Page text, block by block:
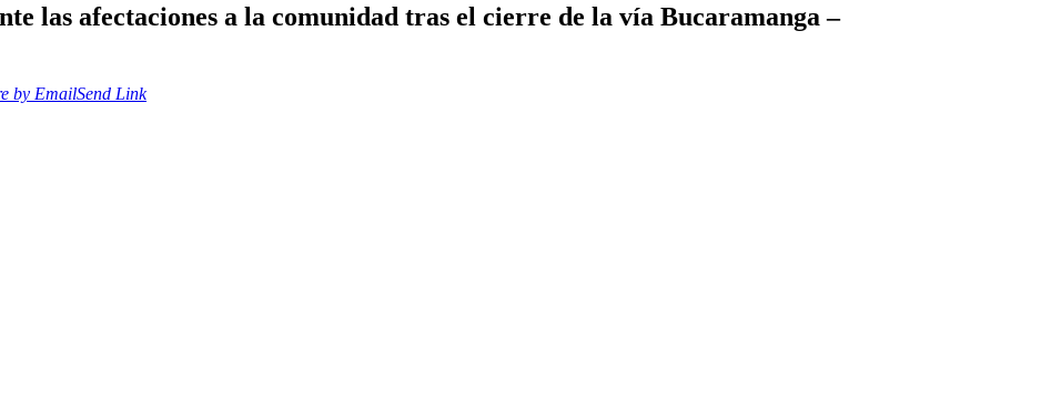
las afectaciones a la comunidad tras el cierre de la vía Bucaramanga –
by EmailSend Link